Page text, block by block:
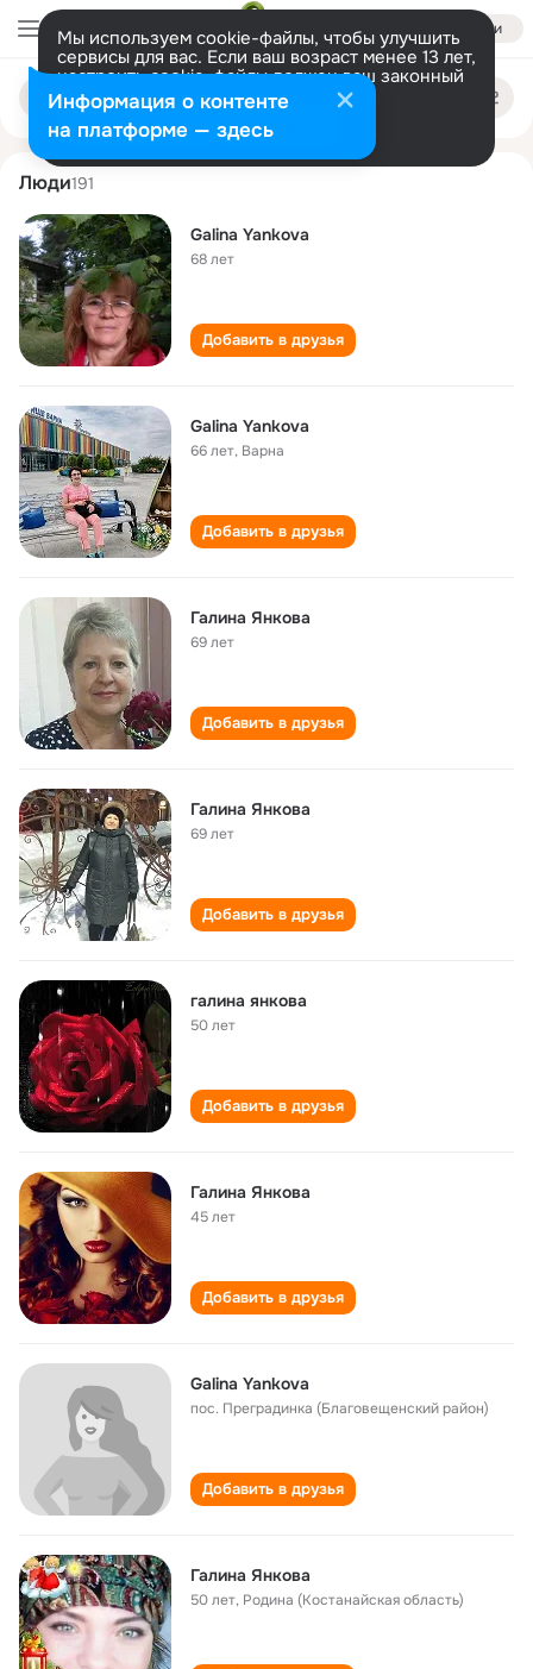
Войти
Мы используем cookie-файлы, чтобы улучшить
сервисы для вас. Если ваш возраст менее 13 лет,
настроить cookie-файлы должен ваш законный
представитель. Больше информации
Разрешить все Настроить
Поиск
людям
galina yankova
Люди191
Galina Yankova
68 лет
Добавить в друзья
Galina Yankova
66 лет, Варна
Добавить в друзья
Галина Янкова
69 лет
Добавить в друзья
Галина Янкова
69 лет
Добавить в друзья
галина янкова
50 лет
Добавить в друзья
Галина Янкова
45 лет
Добавить в друзья
Galina Yankova
пос. Преградинка (Благовещенский район)
Добавить в друзья
Галина Янкова
50 лет, Родина (Костанайская область)
Информация о контенте
на платформе — здесь